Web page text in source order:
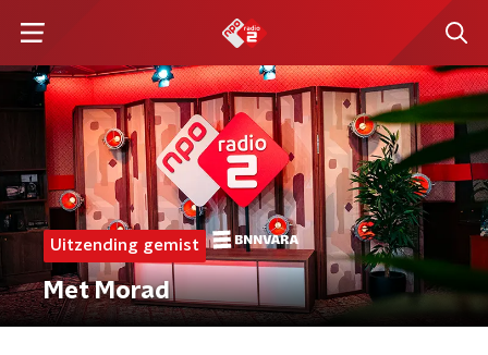
Uitzending gemist
Met Morad